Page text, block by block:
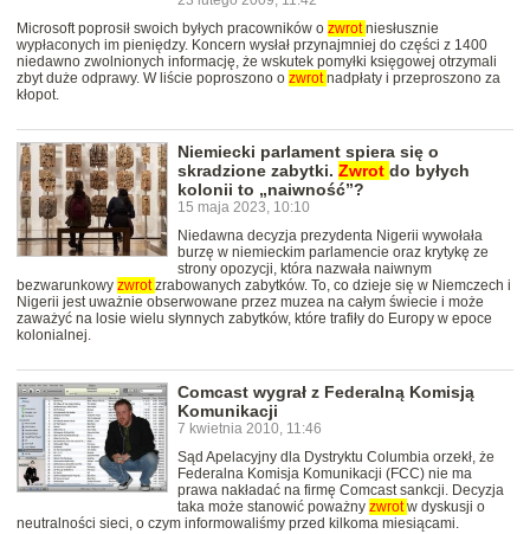
Microsoft poprosił swoich byłych pracowników o zwrotniesłusznie
wypłaconych im pieniędzy. Koncern wysłał przynajmniej do części z 1400
niedawno zwolnionych informację, że wskutek pomyłki księgowej otrzymali
zbyt duże odprawy. W liście poproszono o zwrotnadpłaty i przeproszono za
kłopot.
Niemiecki parlament spiera się o
skradzione zabytki. Zwrot do byłych
kolonii to „naiwność”?
15 maja 2023, 10:10
Niedawna decyzja prezydenta Nigerii wywołała
burzę w niemieckim parlamencie oraz krytykę ze
strony opozycji, która nazwała naiwnym
bezwarunkowy zwrotzrabowanych zabytków. To, co dzieje się w Niemczech i
Nigerii jest uważnie obserwowane przez muzea na całym świecie i może
zaważyć na losie wielu słynnych zabytków, które trafiły do Europy w epoce
kolonialnej.
Comcast wygrał z Federalną Komisją
Komunikacji
7 kwietnia 2010, 11:46
Sąd Apelacyjny dla Dystryktu Columbia orzekł, że
Federalna Komisja Komunikacji (FCC) nie ma
prawa nakładać na firmę Comcast sankcji. Decyzja
taka może stanowić poważny zwrotw dyskusji o
neutralności sieci, o czym informowaliśmy przed kilkoma miesiącami.